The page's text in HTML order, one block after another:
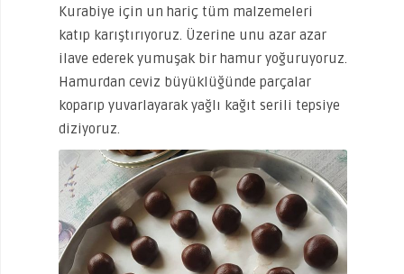
Kurabiye için un hariç tüm malzemeleri
katıp karıştırıyoruz. Üzerine unu azar azar
ilave ederek yumuşak bir hamur yoğuruyoruz.
Hamurdan ceviz büyüklüğünde parçalar
koparıp yuvarlayarak yağlı kağıt serili tepsiye
diziyoruz.